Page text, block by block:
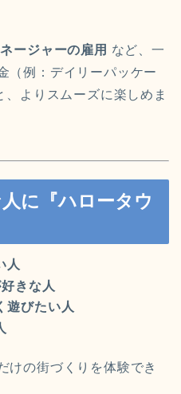
ージャーの雇用 など、一
（例：デイリーパッケー
よりスムーズに楽しめま
に『ハロータウ
人
きな人
遊びたい人
けの街づくりを体験でき